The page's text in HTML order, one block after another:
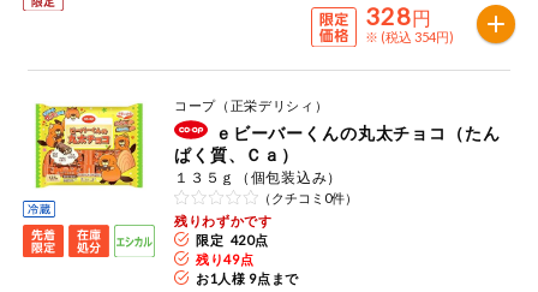
328円
※ (税込 354円)
コープ（正栄デリシィ）
ぱく質、Ｃａ）
１３５ｇ（個包装込み）
（クチコミ0件）
残りわずかです
限定 420点
残り49点
お1人様 9点まで